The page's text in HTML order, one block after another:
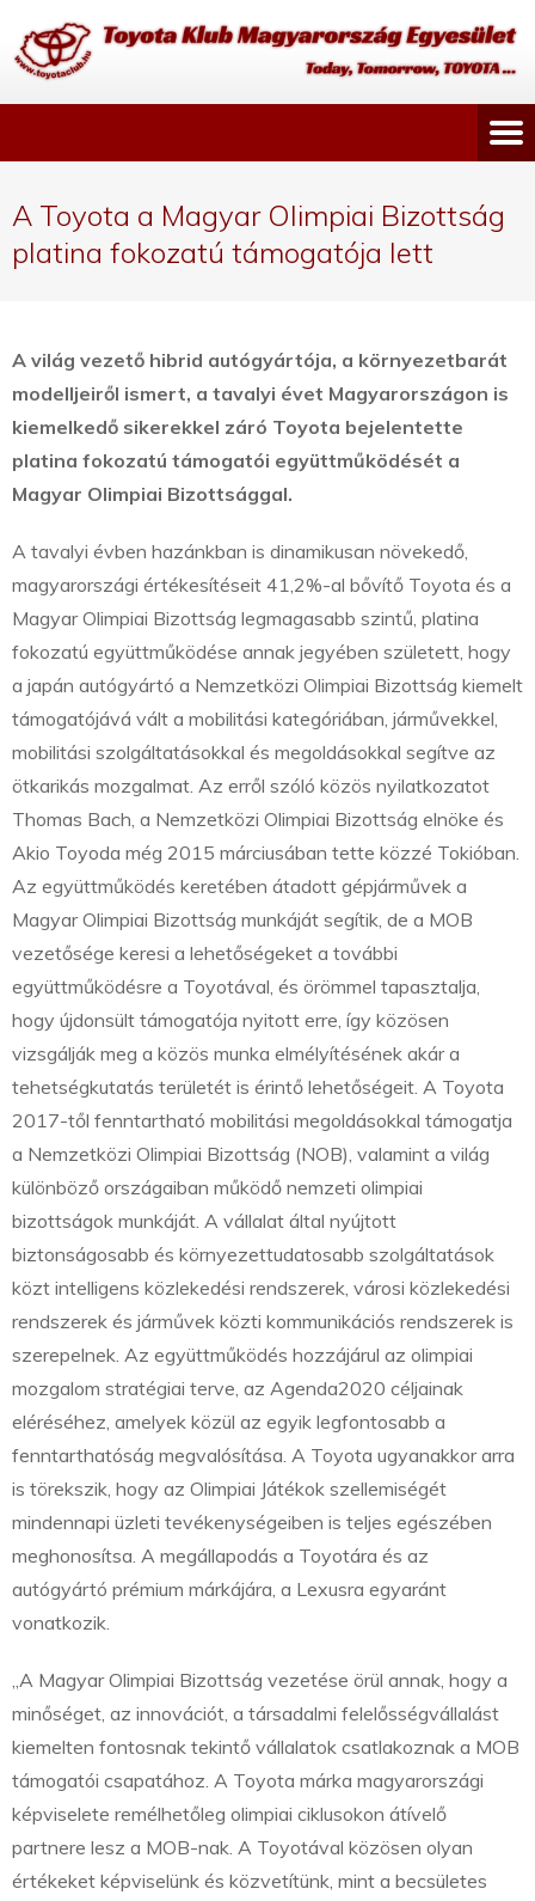
A Toyota a Magyar Olimpiai Bizottság
platina fokozatú támogatója lett
A világ vezető hibrid autógyártója, a környezetbarát
modelljeiről ismert, a tavalyi évet Magyarországon is
kiemelkedő sikerekkel záró Toyota bejelentette
platina fokozatú támogatói együttműködését a
Magyar Olimpiai Bizottsággal.
A tavalyi évben hazánkban is dinamikusan növekedő,
magyarországi értékesítéseit 41,2%-al bővítő Toyota és a
Magyar Olimpiai Bizottság legmagasabb szintű, platina
fokozatú együttműködése annak jegyében született, hogy
a japán autógyártó a Nemzetközi Olimpiai Bizottság kiemelt
támogatójává vált a mobilitási kategóriában, járművekkel,
mobilitási szolgáltatásokkal és megoldásokkal segítve az
ötkarikás mozgalmat. Az erről szóló közös nyilatkozatot
Thomas Bach, a Nemzetközi Olimpiai Bizottság elnöke és
Akio Toyoda még 2015 márciusában tette közzé Tokióban.
Az együttműködés keretében átadott gépjárművek a
Magyar Olimpiai Bizottság munkáját segítik, de a MOB
vezetősége keresi a lehetőségeket a további
együttműködésre a Toyotával, és örömmel tapasztalja,
hogy újdonsült támogatója nyitott erre, így közösen
vizsgálják meg a közös munka elmélyítésének akár a
tehetségkutatás területét is érintő lehetőségeit. A Toyota
2017-től fenntartható mobilitási megoldásokkal támogatja
a Nemzetközi Olimpiai Bizottság (NOB), valamint a világ
különböző országaiban működő nemzeti olimpiai
bizottságok munkáját. A vállalat által nyújtott
biztonságosabb és környezettudatosabb szolgáltatások
közt intelligens közlekedési rendszerek, városi közlekedési
rendszerek és járművek közti kommunikációs rendszerek is
szerepelnek. Az együttműködés hozzájárul az olimpiai
mozgalom stratégiai terve, az Agenda2020 céljainak
eléréséhez, amelyek közül az egyik legfontosabb a
fenntarthatóság megvalósítása. A Toyota ugyanakkor arra
is törekszik, hogy az Olimpiai Játékok szellemiségét
mindennapi üzleti tevékenységeiben is teljes egészében
meghonosítsa. A megállapodás a Toyotára és az
autógyártó prémium márkájára, a Lexusra egyaránt
vonatkozik.
„A Magyar Olimpiai Bizottság vezetése örül annak, hogy a
minőséget, az innovációt, a társadalmi felelősségvállalást
kiemelten fontosnak tekintő vállalatok csatlakoznak a MOB
támogatói csapatához. A Toyota márka magyarországi
képviselete remélhetőleg olimpiai ciklusokon átívelő
partnere lesz a MOB-nak. A Toyotával közösen olyan
értékeket képviselünk és közvetítünk, mint a becsületes